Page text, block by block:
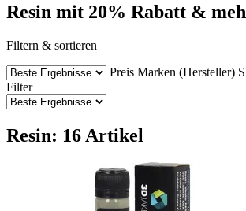
Resin mit 20% Rabatt &
Filtern & sortieren
Preis Marken (Hersteller)
Filter
Resin: 16 Artikel